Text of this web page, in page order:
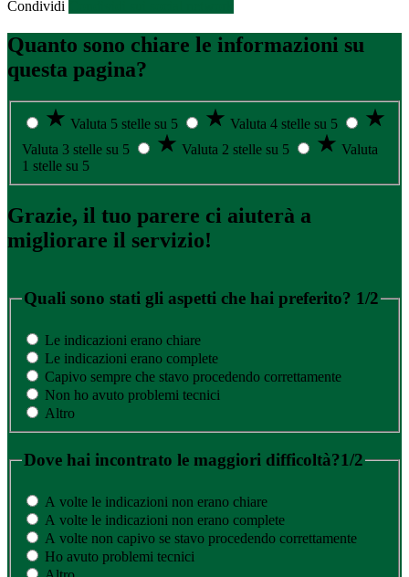
Condividi
Quanto sono chiare le informazioni su
questa pagina?
Valuta 5 stelle su 5
Valuta 4 stelle su 5
Valuta 3 stelle su 5
Valuta 2 stelle su 5
Valuta
1 stelle su 5
Grazie, il tuo parere ci aiuterà a
migliorare il servizio!
Quali sono stati gli aspetti che hai preferito? 1/2
Le indicazioni erano chiare
Le indicazioni erano complete
Capivo sempre che stavo procedendo correttamente
Non ho avuto problemi tecnici
Altro
Dove hai incontrato le maggiori difficoltà?1/2
A volte le indicazioni non erano chiare
A volte le indicazioni non erano complete
A volte non capivo se stavo procedendo correttamente
Ho avuto problemi tecnici